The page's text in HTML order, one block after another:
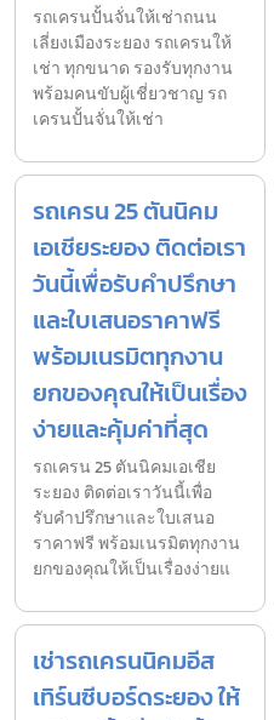
รถเครนปั้นจั่นให้เช่าถนน
เลี่ยงเมืองระยอง รถเครนให้
เช่า ทุกขนาด รองรับทุกงาน
พร้อมคนขับผู้เชี่ยวชาญ รถ
เครนปั้นจั่นให้เช่า
รถเครน 25 ตันนิคม
เอเชียระยอง ติดต่อเรา
วันนี้เพื่อรับคำปรึกษา
และใบเสนอราคาฟรี
พร้อมเนรมิตทุกงาน
ยกของคุณให้เป็นเรื่อง
ง่ายและคุ้มค่าที่สุด
รถเครน 25 ตันนิคมเอเชีย
ระยอง ติดต่อเราวันนี้เพื่อ
รับคำปรึกษาและใบเสนอ
ราคาฟรี พร้อมเนรมิตทุกงาน
ยกของคุณให้เป็นเรื่องง่ายแ
เช่ารถเครนนิคมอีส
เทิร์นซีบอร์ดระยอง ให้